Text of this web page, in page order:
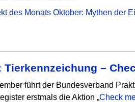
des Monats Oktober: Mythen der
–
führt der Bundesverband
erstmals die Aktion „Check